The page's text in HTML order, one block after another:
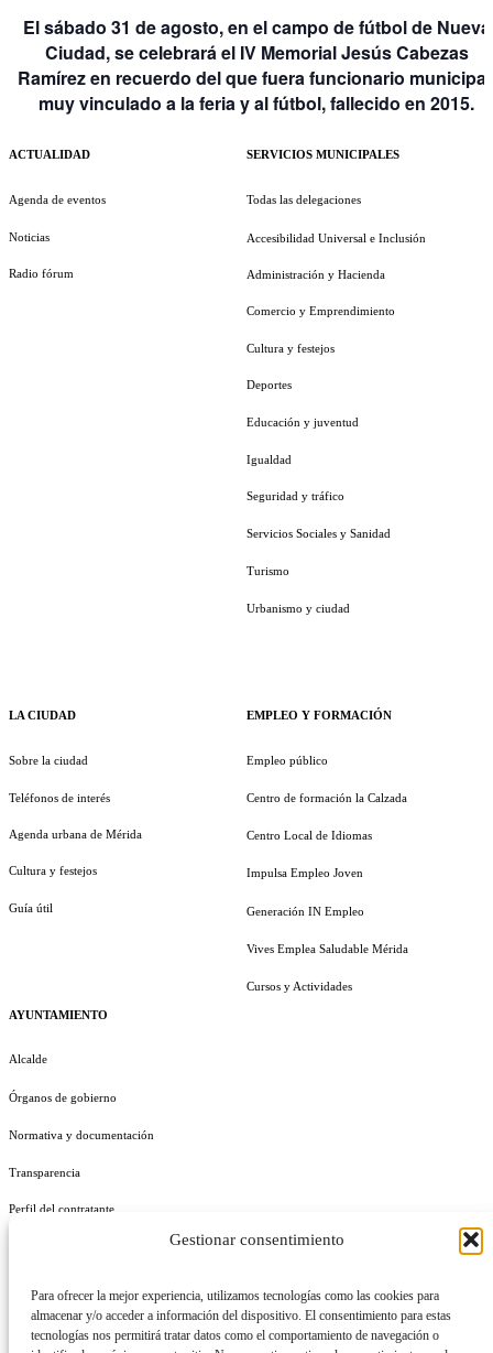
Gestionar consentimiento
Para ofrecer la mejor experiencia, utilizamos tecnologías como las cookies para
almacenar y/o acceder a información del dispositivo. El consentimiento para estas
tecnologías nos permitirá tratar datos como el comportamiento de navegación o
El sábado 31 de agosto, en el campo de fútbol de Nueva
Ciudad, se celebrará el IV Memorial Jesús Cabezas
Ramírez en recuerdo del que fuera funcionario
muy vinculado a la feria y al fútbol, fallecido en 2015.
ACTUALIDAD
Agenda de eventos
Noticias
Radio fórum
LA CIUDAD
Sobre la ciudad
Teléfonos de interés
Agenda urbana de Mérida
Cultura y festejos
Guía útil
AYUNTAMIENTO
Alcalde
Órganos de gobierno
Normativa y documentación
Transparencia
Perfil del contratante
SERVICIOS MUNICIPALES
Todas las delegaciones
Accesibilidad Universal e Inclusión
Administración y Hacienda
Comercio y Emprendimiento
Cultura y festejos
Deportes
Educación y juventud
Igualdad
Seguridad y tráfico
Servicios Sociales y Sanidad
Turismo
Urbanismo y ciudad
EMPLEO Y FORMACIÓN
Empleo público
Centro de formación la Calzada
Centro Local de Idiomas
Impulsa Empleo Joven
Generación IN Empleo
Vives Emplea Saludable Mérida
Cursos y Actividades